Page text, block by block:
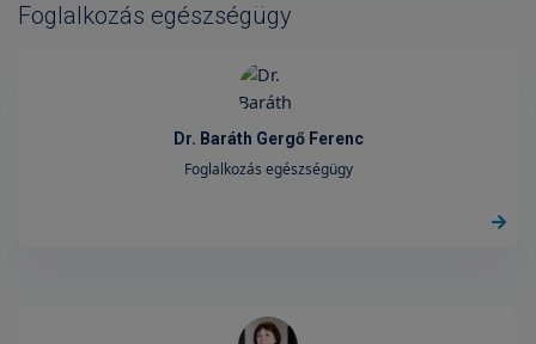
Foglalkozás egészségügy
Dr. Baráth Gergő Ferenc
Foglalkozás egészségügy